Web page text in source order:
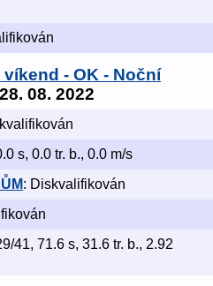
- OK - Noční
08. 2022
s, 0.0 tr. b., 0.0 m/s
: Diskvalifikován
41, 71.6 s, 31.6 tr. b., 2.92